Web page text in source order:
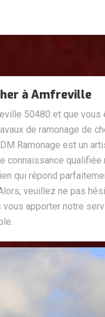
à Amfreville
50480 et que vous
de ramonage de
Ramonage est un
connaissance qualifiée
qui répond
veuillez ne pas
apporter notre